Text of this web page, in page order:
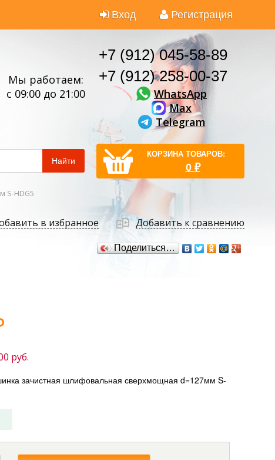
Вход Регистрация
Мы работаем:
с 09:00 до 21:00
+7 (912) 045-58-89
+7 (912) 258-00-37
WhatsApp
Max
Telegram
Найти
КОРЗИНА ТОВАРОВ:
0 ₽
S-HDG5
в избранное Добавить к сравнению
Поделиться…
руб.
зачистная шлифовальная сверхмощная d=127мм S-